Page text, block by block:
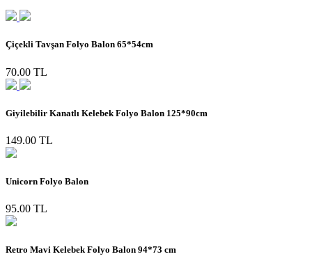
Çiçekli Tavşan Folyo Balon 65*54cm
70.00 TL
Giyilebilir Kanatlı Kelebek Folyo Balon 125*90cm
149.00 TL
Unicorn Folyo Balon
95.00 TL
Retro Mavi Kelebek Folyo Balon 94*73 cm